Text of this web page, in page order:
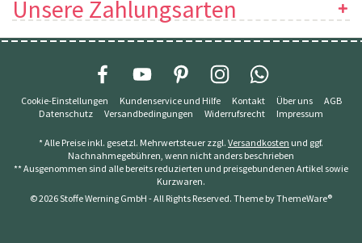
Unsere Zahlungsarten
Cookie-Einstellungen Kundenservice und Hilfe Kontakt Über uns
AGB
Datenschutz
Versandbedingungen Widerrufsrecht Impressum
* Alle Preise inkl. gesetzl. Mehrwertsteuer zzgl. Versandkosten und ggf.
Nachnahmegebühren, wenn nicht anders beschrieben
** Ausgenommen sind alle bereits reduzierten und preisgebundenen Artikel sowie
Kurzwaren.
© 2026 Stoffe Werning GmbH - All Rights Reserved. Theme byThemeWare®